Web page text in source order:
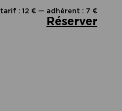
tarif : 12 € — adhérent : 7 €
Réserver